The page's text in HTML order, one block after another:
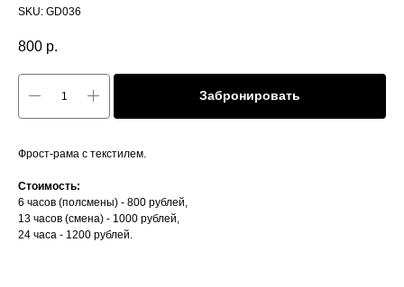
SKU: GD036
800 р.
Забронировать
Фрост-рама с текстилем.
Стоимость:
6 часов (полсмены) - 800 рублей,
13 часов (смена) - 1000 рублей,
24 часа - 1200 рублей.